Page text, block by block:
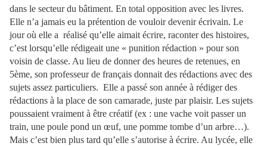
dans le secteur du bâtiment. En total opposition avec les livres.
Elle n’a jamais eu la prétention de vouloir devenir écrivain. Le
jour où elle a réalisé qu’elle aimait écrire, raconter des histoires,
c’est lorsqu’elle rédigeait une « punition rédaction » pour son
voisin de classe. Au lieu de donner des heures de retenues, en
5ème, son professeur de français donnait des rédactions avec des
sujets assez particuliers. Elle a passé son année à rédiger des
rédactions à la place de son camarade, juste par plaisir. Les sujets
poussaient vraiment à être créatif (ex : une vache voit passer un
train, une poule pond un œuf, une pomme tombe d’un arbre…).
Mais c’est bien plus tard qu’elle s’autorise à écrire. Au lycée, elle